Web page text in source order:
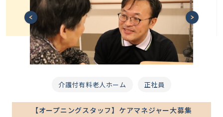
介護付有料老人ホーム 正社員
【オープニングスタッフ】ケアマネジャー大募集